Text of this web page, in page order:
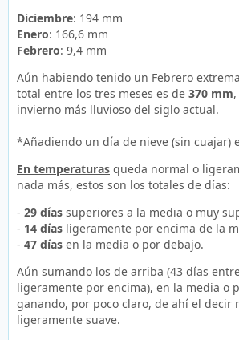
Diciembre: 194 mm
Enero: 166,6 mm
Febrero: 9,4 mm
Aún habiendo tenido un Febrero
total entre los tres meses es de 370 mm
invierno más lluvioso del siglo actual.
*Añadiendo un día de nieve (sin cuajar)
En temperaturas queda normal o
nada más, estos son los totales de días:
- 29 días superiores a la media o muy
- 14 días ligeramente por encima de la
- 47 días en la media o por debajo.
Aún sumando los de arriba (43 días
ligeramente por encima), en la media o
ganando, por poco claro, de ahí el decir
ligeramente suave.